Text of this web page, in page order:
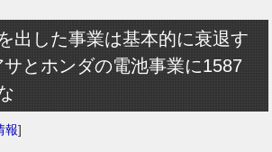
出した事業は基本的に衰退す
サとホンダの電池事業に1587
報]